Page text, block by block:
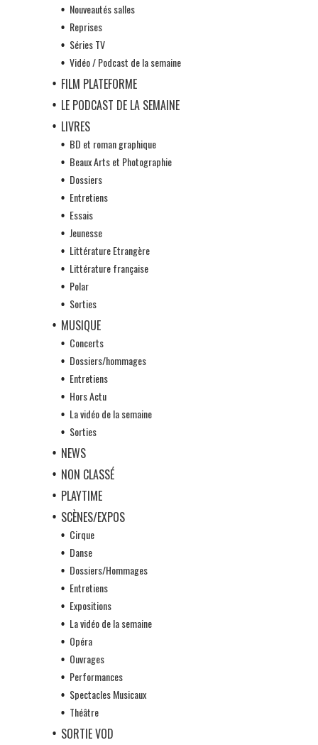
Nouveautés salles
Reprises
Séries TV
Vidéo / Podcast de la semaine
FILM PLATEFORME
LE PODCAST DE LA SEMAINE
LIVRES
BD et roman graphique
Beaux Arts et Photographie
Dossiers
Entretiens
Essais
Jeunesse
Littérature Etrangère
Littérature française
Polar
Sorties
MUSIQUE
Concerts
Dossiers/hommages
Entretiens
Hors Actu
La vidéo de la semaine
Sorties
NEWS
NON CLASSÉ
PLAYTIME
SCÈNES/EXPOS
Cirque
Danse
Dossiers/Hommages
Entretiens
Expositions
La vidéo de la semaine
Opéra
Ouvrages
Performances
Spectacles Musicaux
Théâtre
SORTIE VOD